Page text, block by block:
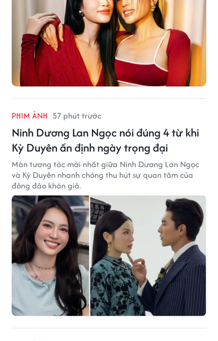
PHIM ẢNH 57 phút trước
Ninh Dương Lan Ngọc nói đúng 4 từ khi
Kỳ Duyên ấn định ngày trọng đại
Màn tương tác mới nhất giữa Ninh Dương Lan Ngọc
và Kỳ Duyên nhanh chóng thu hút sự quan tâm của
đông đảo khán giả.